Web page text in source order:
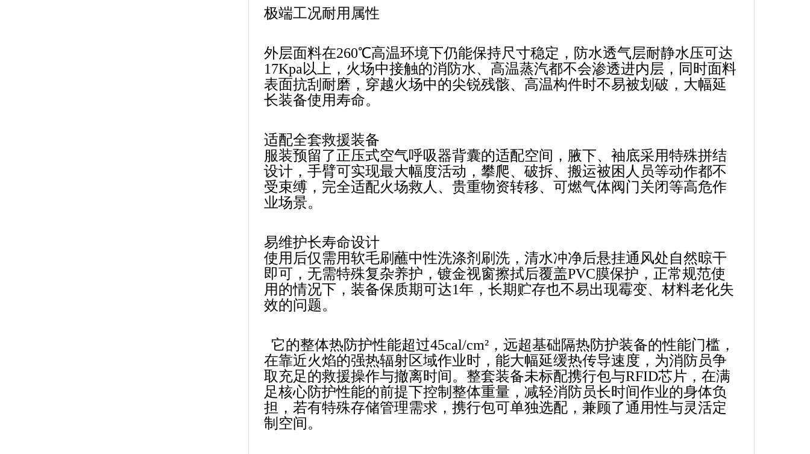
‌极端工况耐用属性‌
外层面料在260℃高温环境下仍能保持尺寸稳定，防水透气层耐静水压可达
17Kpa以上，火场中接触的消防水、高温蒸汽都不会渗透进内层，同时面料
表面抗刮耐磨，穿越火场中的尖锐残骸、高温构件时不易被划破，大幅延
长装备使用寿命。
‌适配全套救援装备‌
服装预留了正压式空气呼吸器背囊的适配空间，腋下、袖底采用特殊拼结
设计，手臂可实现最大幅度活动，攀爬、破拆、搬运被困人员等动作都不
受束缚，完全适配火场救人、贵重物资转移、可燃气体阀门关闭等高危作
业场景。
‌易维护长寿命设计‌
使用后仅需用软毛刷蘸中性洗涤剂刷洗，清水冲净后悬挂通风处自然晾干
即可，无需特殊复杂养护，镀金视窗擦拭后覆盖PVC膜保护，正常规范使
用的情况下，装备保质期可达1年，长期贮存也不易出现霉变、材料老化失
效的问题。
它的整体热防护性能超过45cal/cm²，远超基础隔热防护装备的性能门槛，
在靠近火焰的强热辐射区域作业时，能大幅延缓热传导速度，为消防员争
取充足的救援操作与撤离时间。整套装备未标配携行包与RFID芯片，在满
足核心防护性能的前提下控制整体重量，减轻消防员长时间作业的身体负
担， 若有特殊存储管理需求，携行包可单独选配，兼顾了通用性与灵活定
制空间。